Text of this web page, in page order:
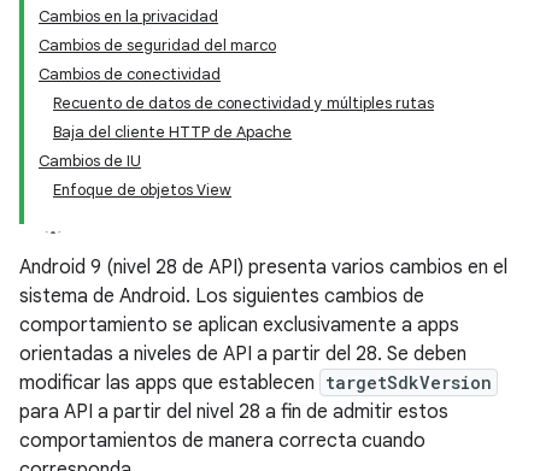
Cambios en la privacidad
Cambios de seguridad del marco
Cambios de conectividad
Recuento de datos de conectividad y múltiples rutas
Baja del cliente HTTP de Apache
Cambios de IU
Enfoque de objetos View
Android 9 (nivel 28 de API) presenta varios cambios en el
sistema de Android. Los siguientes cambios de
comportamiento se aplican exclusivamente a apps
orientadas a niveles de API a partir del 28. Se deben
modificar las apps que establecen targetSdkVersion
para API a partir del nivel 28 a fin de admitir estos
comportamientos de manera correcta cuando